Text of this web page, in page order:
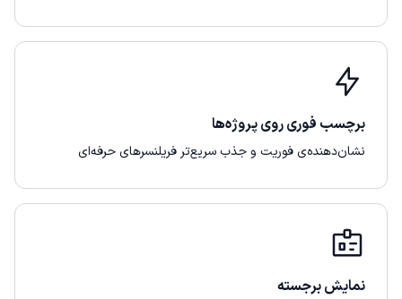
برچسب فوری روی پروژه‌ها
نشان‌دهنده‌ی فوریت و جذب سریع‌تر فریلنسرهای حرفه‌ای
نمایش برجسته